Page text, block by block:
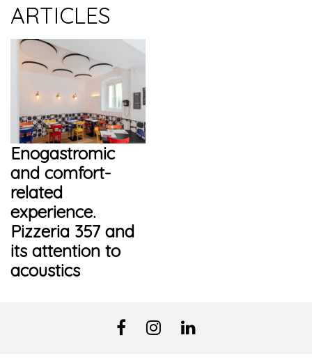
ARTICLES
Enogastromic
and comfort-
related
experience.
Pizzeria 357 and
its attention to
acoustics